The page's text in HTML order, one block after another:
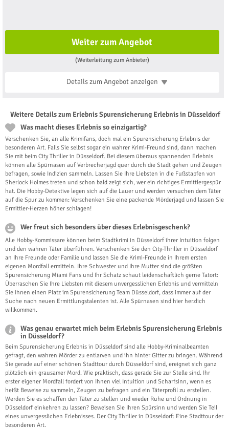
Weiter zum Angebot
(Weiterleitung zum Anbieter)
Details zum Angebotanzeigen
Weitere Details zum Erlebnis Spurensicherung Erlebnis in Düsseldorf
Was macht dieses Erlebnis so einzigartig?
Verschenken Sie, an alle Krimifans, doch mal ein Spurensicherung Erlebnis der
besonderen Art. Falls Sie selbst sogar ein wahrer Krimi-Freund sind, dann machen
Sie mit beim City Thriller in Düsseldorf. Bei diesem überaus spannenden Erlebnis
können alle Spürnasen auf Verbrecherjagd quer durch die Stadt gehen und Zeugen
befragen, sowie Indizien sammeln. Lassen Sie Ihre Liebsten in die Fußstapfen von
Sherlock Holmes treten und schon bald zeigt sich, wer ein richtiges Ermittlergespür
hat. Die Hobby-Detektive legen sich auf die Lauer und werden versuchen dem Täter
auf die Spur zu kommen: Verschenken Sie eine packende Mörderjagd und lassen Sie
Ermittler-Herzen höher schlagen!
Wer freut sich besonders über dieses Erlebnisgeschenk?
Alle Hobby-Kommissare können beim Stadtkrimi in Düsseldorf ihrer Intuition folgen
und den wahren Täter überführen. Verschenken Sie den City-Thriller in Düsseldorf
an Ihre Freunde oder Familie und lassen Sie die Krimi-Freunde in Ihrem ersten
eigenen Mordfall ermitteln. Ihre Schwester und Ihre Mutter sind die größten
Spurensicherung Miami Fans und Ihr Schatz schaut leidenschaftlich gerne Tatort:
Überraschen Sie Ihre Liebsten mit diesem unvergesslichen Erlebnis und vermitteln
Sie Ihnen einen Platz im Spurensicherung Team Düsseldorf, dass immer auf der
Suche nach neuen Ermittlungstalenten ist. Alle Spürnasen sind hier herzlich
willkommen.
Was genau erwartet mich beim Erlebnis Spurensicherung Erlebnis
in Düsseldorf?
Beim Spurensicherung Erlebnis in Düsseldorf sind alle Hobby-Kriminalbeamten
gefragt, den wahren Mörder zu entlarven und ihn hinter Gitter zu bringen. Während
Sie gerade auf einer schönen Stadttour durch Düsseldorf sind, ereignet sich ganz
plötzlich ein grausamer Mord. Wie praktisch, dass gerade Sie zur Stelle sind. Ihr
erster eigener Mordfall fordert von Ihnen viel Intuition und Scharfsinn, wenn es
heißt Beweise zu sammeln, Zeugen zu befragen und ein Täterprofil zu erstellen.
Werden Sie es schaffen den Täter zu stellen und wieder Ruhe und Ordnung in
Düsseldorf einkehren zu lassen? Beweisen Sie Ihren Spürsinn und werden Sie Teil
eines unvergesslichen Erlebnisses. Der City Thriller in Düsseldorf: Eine Stadttour der
besonderen Art.